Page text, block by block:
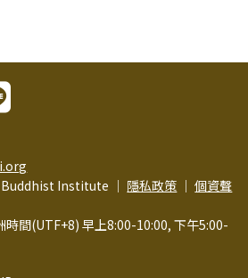
Institute │ 隱私政策 │個資聲
時間(UTF+8) 早上8:00-10:00, 下午5:00-